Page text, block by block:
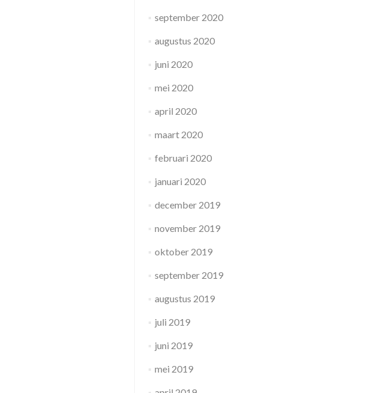
september 2020
augustus 2020
juni 2020
mei 2020
april 2020
maart 2020
februari 2020
januari 2020
december 2019
november 2019
oktober 2019
september 2019
augustus 2019
juli 2019
juni 2019
mei 2019